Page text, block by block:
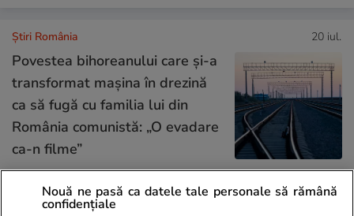
Știri România 20 iul.
Povestea bihoreanului care și-a
transformat mașina în drezină
ca să fugă cu familia lui din
România comunistă: „O evadare
ca-n filme”
Știri România 20 iul.
Nouă ne pasă ca datele tale personale să rămână
confidențiale